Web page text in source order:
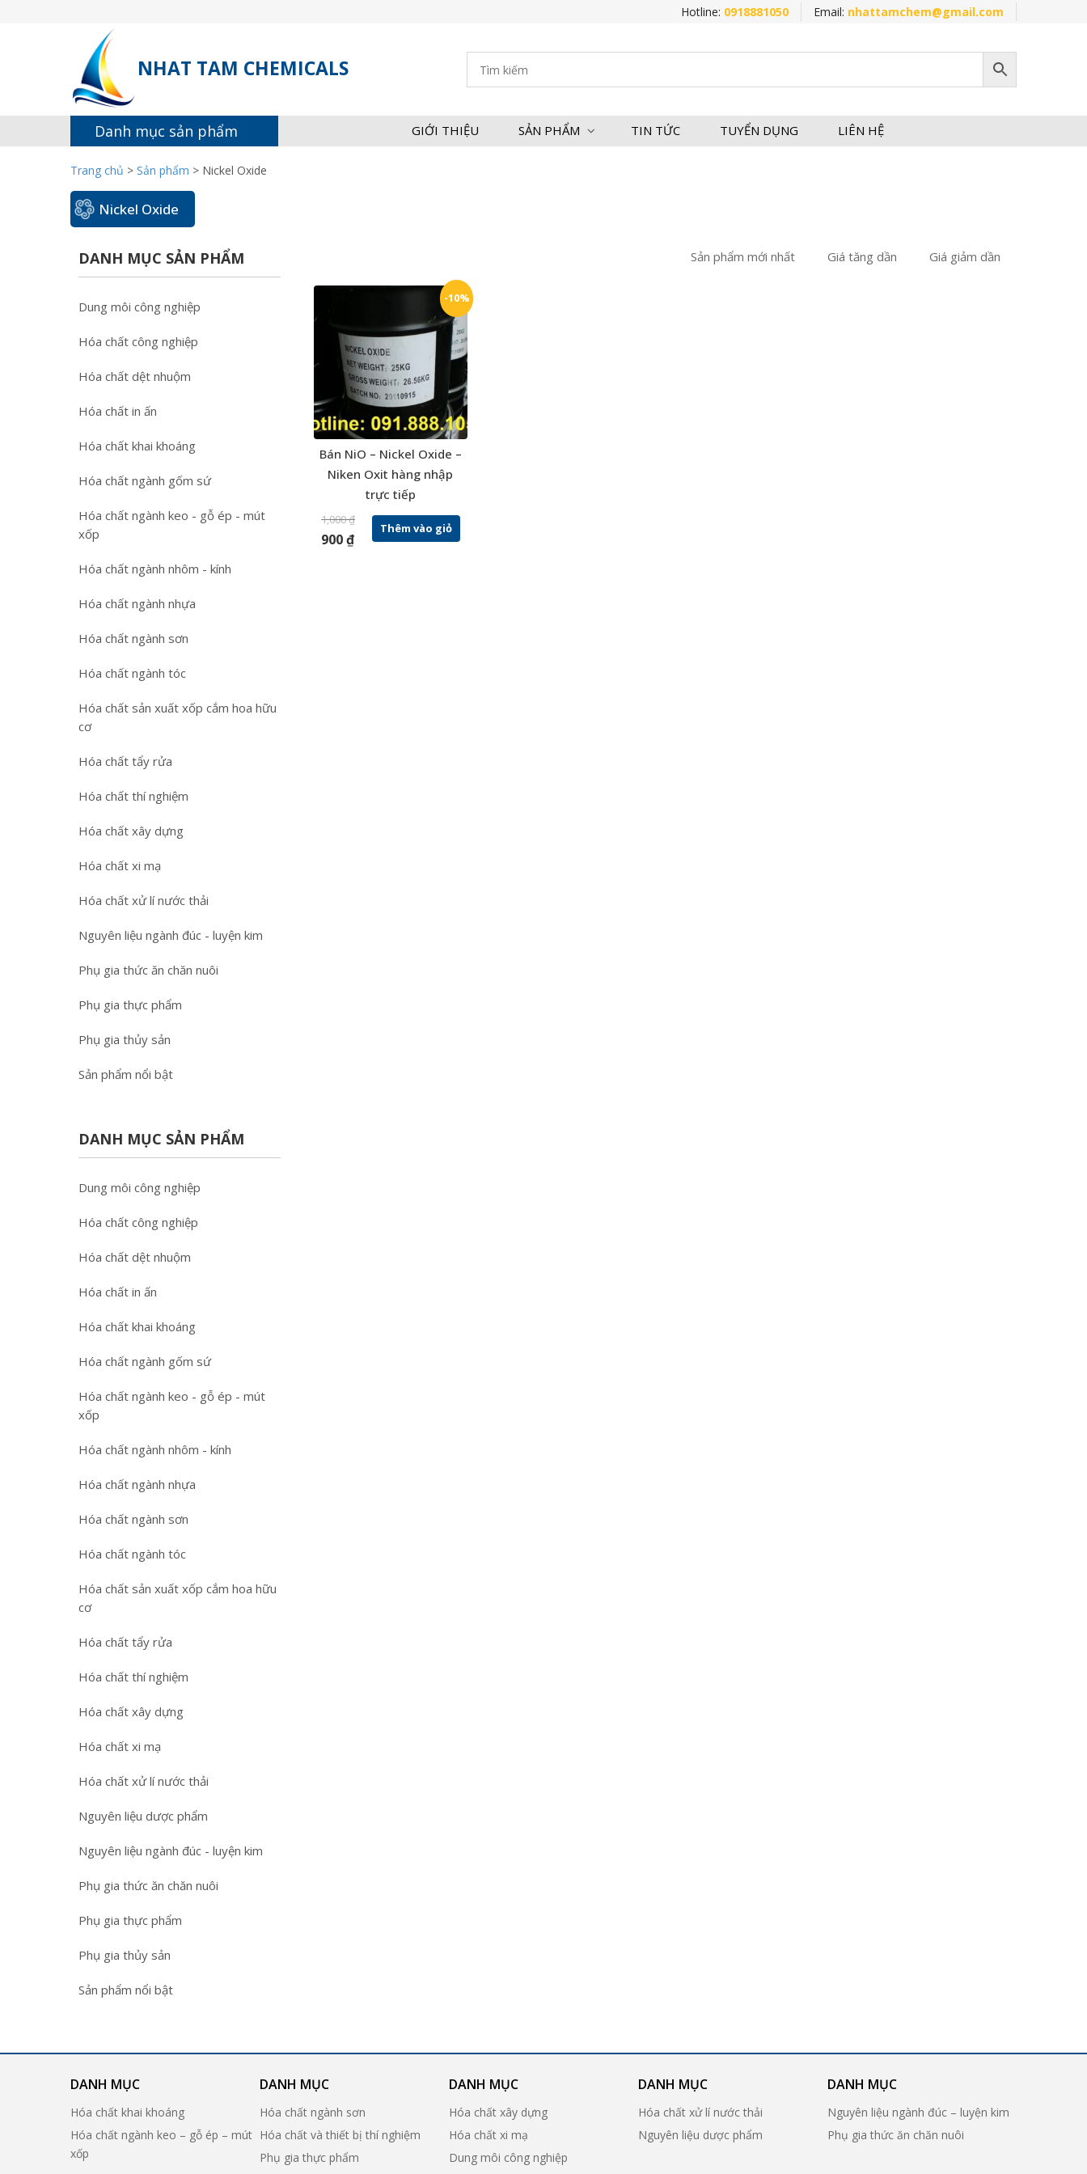
Hotline: 0918881050 Email: nhattamchem@gmail.com
NHAT TAM CHEMICALS
Danh mục sản phẩm GIỚI THIỆU SẢN PHẨM TIN TỨC TUYỂN DỤNG LIÊN HỆ
Trang chủ > Sản phẩm > Nickel Oxide
Nickel Oxide
Sản phẩm mới nhất Giá tăng dần Giá giảm dần
-10%
Bán NiO – Nickel Oxide –
Niken Oxit hàng nhập
trực tiếp
1,000₫
900₫
Thêm vào giỏ
DANH MỤC SẢN PHẨM
Dung môi công nghiệp
Hóa chất công nghiệp
Hóa chất dệt nhuộm
Hóa chất in ấn
Hóa chất khai khoáng
Hóa chất ngành gốm sứ
Hóa chất ngành keo - gỗ ép - mút
xốp
Hóa chất ngành nhôm - kính
Hóa chất ngành nhựa
Hóa chất ngành sơn
Hóa chất ngành tóc
Hóa chất sản xuất xốp cắm hoa hữu
cơ
Hóa chất tẩy rửa
Hóa chất thí nghiệm
Hóa chất xây dựng
Hóa chất xi mạ
Hóa chất xử lí nước thải
Nguyên liệu ngành đúc - luyện kim
Phụ gia thức ăn chăn nuôi
Phụ gia thực phẩm
Phụ gia thủy sản
Sản phẩm nổi bật
DANH MỤC SẢN PHẨM
Dung môi công nghiệp
Hóa chất công nghiệp
Hóa chất dệt nhuộm
Hóa chất in ấn
Hóa chất khai khoáng
Hóa chất ngành gốm sứ
Hóa chất ngành keo - gỗ ép - mút
xốp
Hóa chất ngành nhôm - kính
Hóa chất ngành nhựa
Hóa chất ngành sơn
Hóa chất ngành tóc
Hóa chất sản xuất xốp cắm hoa hữu
cơ
Hóa chất tẩy rửa
Hóa chất thí nghiệm
Hóa chất xây dựng
Hóa chất xi mạ
Hóa chất xử lí nước thải
Nguyên liệu dược phẩm
Nguyên liệu ngành đúc - luyện kim
Phụ gia thức ăn chăn nuôi
Phụ gia thực phẩm
Phụ gia thủy sản
Sản phẩm nổi bật
DANH MỤC
Hóa chất khai khoáng
Hóa chất ngành keo – gỗ ép – mút
xốp
DANH MỤC
Hóa chất ngành sơn
Hóa chất và thiết bị thí nghiệm
Phụ gia thực phẩm
DANH MỤC
Hóa chất xây dựng
Hóa chất xi mạ
Dung môi công nghiệp
DANH MỤC
Hóa chất xử lí nước thải
Nguyên liệu dược phẩm
DANH MỤC
Nguyên liệu ngành đúc – luyện kim
Phụ gia thức ăn chăn nuôi